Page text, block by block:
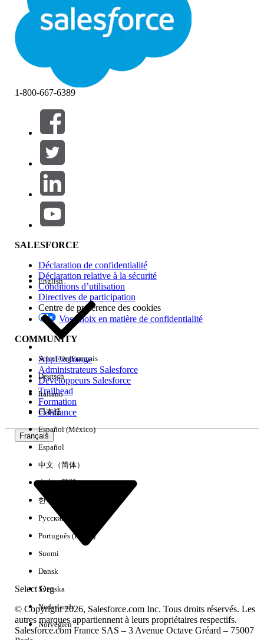
Fermer
Filtres (0)
SÉLECTIONNER DES FILTRES
Gamme de produits
Impact des fonctionnalités
Edition
Expérience
Aucun résultat
1-800-667-6389
SALESFORCE
Déclaration de confidentialité
Déclaration relative à la sécurité
Conditions d’utilisation
Directives de participation
Centre de préférence des cookies
Vos choix en matière de confidentialité
COMMUNITY
AppExchange
Administrateurs Salesforce
Développeurs Salesforce
Trailhead
Formation
Confiance
Français
Select Org
English
Select OrgFrançais
Deutsch
Italiano
日本語
Español (México)
Español
中文（简体）
中文（繁體）
한국어
Русский
Português (Brasil)
Suomi
Dansk
Svenska
Nederlands
Norvégien
© Copyright 2026, Salesforce.com Inc. Tous droits réservés. Les
autres marques appartiennent à leurs propriétaires respectifs.
Salesforce.com France SAS – 3 Avenue Octave Gréard – 75007